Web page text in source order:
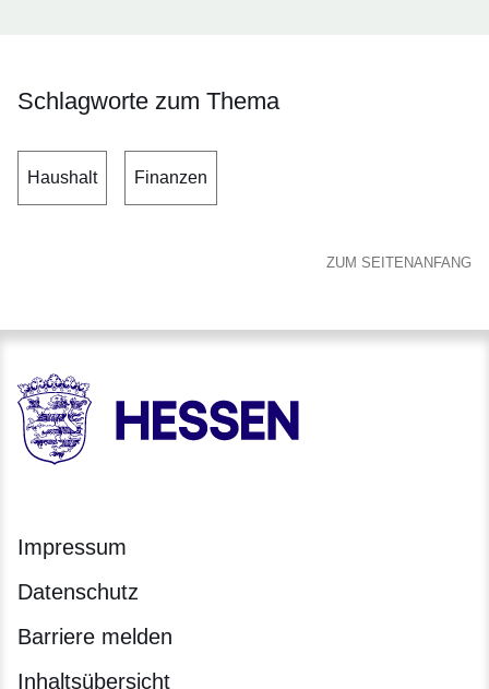
Schlagworte zum Thema
Haushalt Finanzen
ZUM SEITENANFANG
HESSEN - Hessische Landesregierung
Impressum
Datenschutz
Barriere melden
Inhaltsübersicht